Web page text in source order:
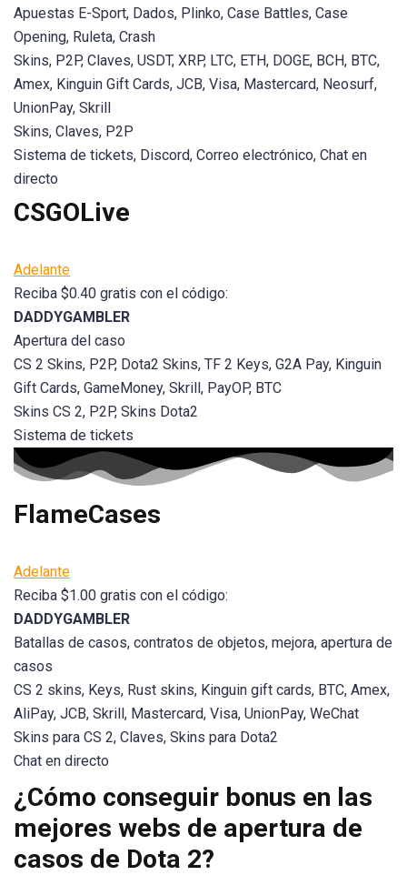
Apuestas E-Sport, Dados, Plinko, Case Battles, Case
Opening, Ruleta, Crash
Skins, P2P, Claves, USDT, XRP, LTC, ETH, DOGE, BCH, BTC,
Amex, Kinguin Gift Cards, JCB, Visa, Mastercard, Neosurf,
UnionPay, Skrill
Skins, Claves, P2P
Sistema de tickets, Discord, Correo electrónico, Chat en
directo
CSGOLive
Adelante
Reciba $0.40 gratis con el código:
DADDYGAMBLER
Apertura del caso
CS 2 Skins, P2P, Dota2 Skins, TF 2 Keys, G2A Pay, Kinguin
Gift Cards, GameMoney, Skrill, PayOP, BTC
Skins CS 2, P2P, Skins Dota2
Sistema de tickets
FlameCases
Adelante
Reciba $1.00 gratis con el código:
DADDYGAMBLER
Batallas de casos, contratos de objetos, mejora, apertura de
casos
CS 2 skins, Keys, Rust skins, Kinguin gift cards, BTC, Amex,
AliPay, JCB, Skrill, Mastercard, Visa, UnionPay, WeChat
Skins para CS 2, Claves, Skins para Dota2
Chat en directo
¿Cómo conseguir bonus en las
mejores webs de apertura de
casos de Dota 2?